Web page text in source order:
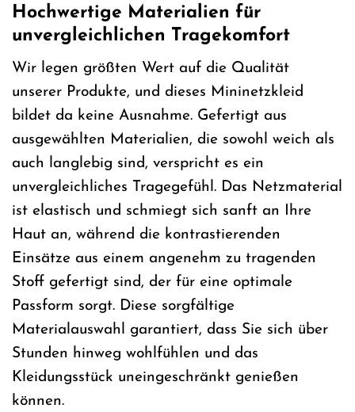
Hochwertige Materialien für
unvergleichlichen Tragekomfort
Wir legen größten Wert auf die Qualität
unserer Produkte, und dieses Mininetzkleid
bildet da keine Ausnahme. Gefertigt aus
ausgewählten Materialien, die sowohl weich als
auch langlebig sind, verspricht es ein
unvergleichliches Tragegefühl. Das Netzmaterial
ist elastisch und schmiegt sich sanft an Ihre
Haut an, während die kontrastierenden
Einsätze aus einem angenehm zu tragenden
Stoff gefertigt sind, der für eine optimale
Passform sorgt. Diese sorgfältige
Materialauswahl garantiert, dass Sie sich über
Stunden hinweg wohlfühlen und das
Kleidungsstück uneingeschränkt genießen
können.